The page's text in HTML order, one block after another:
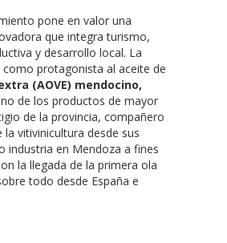
pone en valor una
que integra turismo,
y desarrollo local. La
como protagonista al aceite de
(AOVE) mendocino,
de los productos de mayor
de la provincia, compañero
la vitivinicultura desde sus
industria en Mendoza a fines
la llegada de la primera ola
todo desde España e